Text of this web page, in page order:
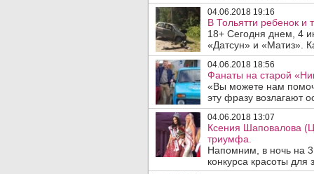
04.06.2018 19:16
В Тольятти ребенок и
18+ Сегодня днем, 4
«Датсун» и «Матиз».
04.06.2018 18:56
Фанаты на старой
«Вы можете нам
эту фразу возлагают
04.06.2018 13:07
Ксения Шаповалова
триумфа.
Напомним, в ночь на
конкурса красоты